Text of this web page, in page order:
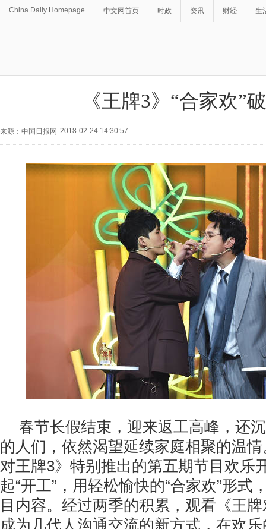
China Daily Homepage 中文网首页 时政 资讯 财经 生
《王牌3》“合家欢”
来源：中国日报网 2018-02-24 14:30:57
春节长假结束，迎来返工高峰，还
的人们，依然渴望延续家庭相聚的温
对王牌3》特别推出的第五期节目欢乐
起“开工”，用轻松愉快的“合家欢”形式
目内容。经过两季的积累，观看《王
成为几代人沟通交流的新方式，在欢